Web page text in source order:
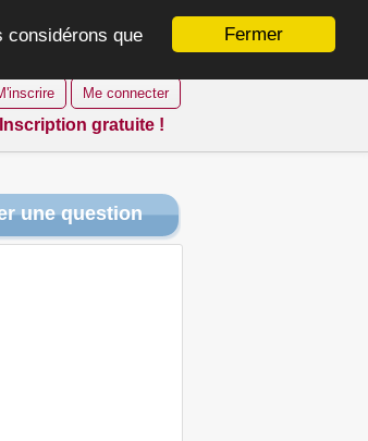
Fermer
considérons que
Me connecter
Inscription gratuite !
une question